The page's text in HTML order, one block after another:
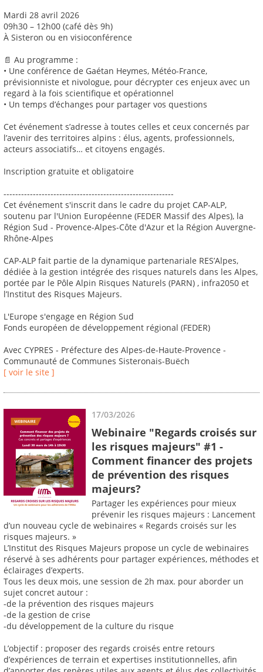
Mardi 28 avril 2026
09h30 – 12h00 (café dès 9h)
À Sisteron ou en visioconférence
📄 Au programme :
• Une conférence de Gaétan Heymes, Météo-France,
prévisionniste et nivologue, pour décrypter ces enjeux avec un
regard à la fois scientifique et opérationnel
• Un temps d’échanges pour partager vos questions
Cet événement s’adresse à toutes celles et ceux concernés par
l’avenir des territoires alpins : élus, agents, professionnels,
acteurs associatifs… et citoyens engagés.
Inscription gratuite et obligatoire
----------------------------------------------------------
Cet événement s'inscrit dans le cadre du projet CAP-ALP,
soutenu par l'Union Européenne (FEDER Massif des Alpes), la
Région Sud - Provence-Alpes-Côte d'Azur et la Région Auvergne-
Rhône-Alpes
CAP-ALP fait partie de la dynamique partenariale RES’Alpes,
dédiée à la gestion intégrée des risques naturels dans les Alpes,
portée par le Pôle Alpin Risques Naturels (PARN) , infra2050 et
l’Institut des Risques Majeurs.
L'Europe s'engage en Région Sud
Fonds européen de développement régional (FEDER)
Avec CYPRES - Préfecture des Alpes-de-Haute-Provence -
Communauté de Communes Sisteronais-Buëch
[ voir le site ]
17/03/2026
Webinaire "Regards croisés sur
les risques majeurs" #1 -
Comment financer des projets
de prévention des risques
majeurs?
Partager les expériences pour mieux
prévenir les risques majeurs : Lancement
d’un nouveau cycle de webinaires « Regards croisés sur les
risques majeurs. »
L’Institut des Risques Majeurs propose un cycle de webinaires
réservé à ses adhérents pour partager expériences, méthodes et
éclairages d’experts.
Tous les deux mois, une session de 2h max. pour aborder un
sujet concret autour :
-de la prévention des risques majeurs
-de la gestion de crise
-du développement de la culture du risque
L’objectif : proposer des regards croisés entre retours
d’expériences de terrain et expertises institutionnelles, afin